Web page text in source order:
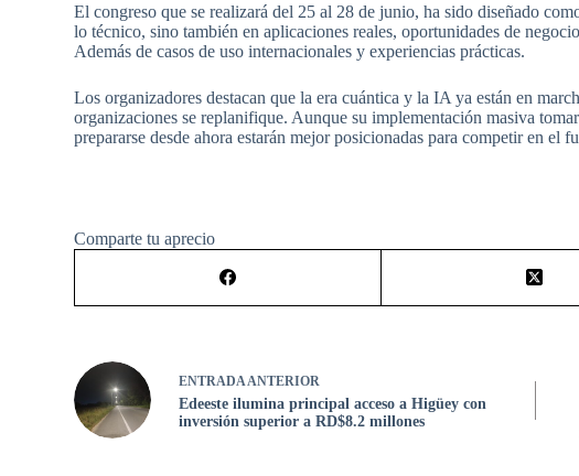
El congreso que se realizará del 25 al 28 de junio, ha sido diseñado
lo técnico, sino también en aplicaciones reales, oportunidades de
Además de casos de uso internacionales y experiencias prácticas.
Los organizadores destacan que la era cuántica y la IA ya están en
organizaciones se replanifique. Aunque su implementación masiva
prepararse desde ahora estarán mejor posicionadas para competir en el
Comparte tu aprecio
ENTRADAANTERIOR
Edeeste ilumina principal acceso a Higüey con
inversión superior a RD$8.2 millones